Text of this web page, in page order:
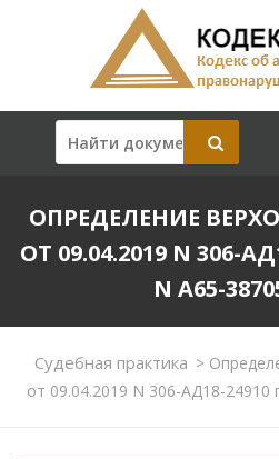
ОПРЕДЕЛЕНИЕ
ОТ 09.04.2019 N 306-
N А65-
Судебная практика >
от 09.04.2019 N 306-АД18-24910